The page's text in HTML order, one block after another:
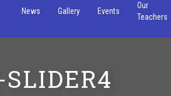
News Gallery Events
Our
Teachers